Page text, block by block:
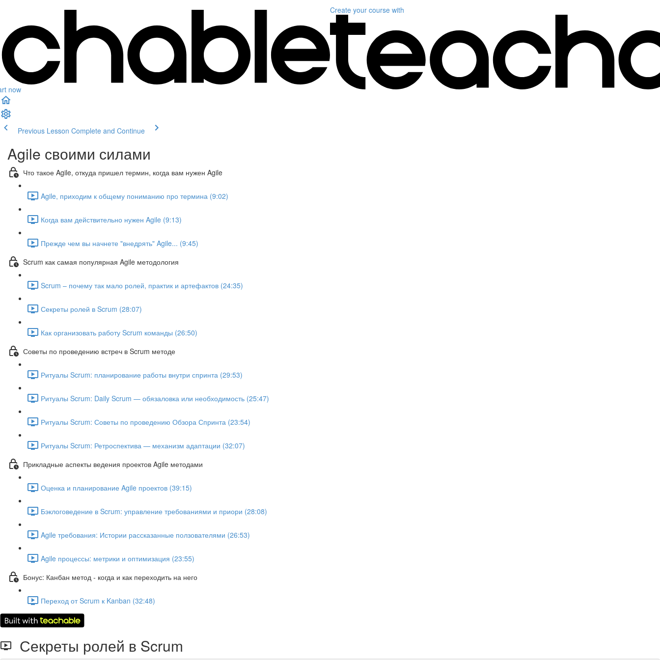
now
Create your course with
Previous Lesson Complete and Continue
Agile своими силами
Что такое Agile, откуда пришел термин, когда вам нужен Agile
Agile, приходим к общему пониманию про термина (9:02)
Когда вам действительно нужен Agile (9:13)
Прежде чем вы начнете "внедрять" Agile... (9:45)
Scrum как самая популярная Agile методология
Scrum – почему так мало ролей, практик и артефактов (24:35)
Секреты ролей в Scrum (28:07)
Как организовать работу Scrum команды (26:50)
Советы по проведению встреч в Scrum методе
Ритуалы Scrum: планирование работы внутри спринта (29:53)
Ритуалы Scrum: Daily Scrum — обязаловка или необходимость (25:47)
Ритуалы Scrum: Советы по проведению Обзора Спринта (23:54)
Ритуалы Scrum: Ретроспектива — механизм адаптации (32:07)
Прикладные аспекты ведения проектов Agile методами
Оценка и планирование Agile проектов (39:15)
Бэклоговедение в Scrum: управление требованиями и приори (28:08)
Agile требования: Истории рассказанные ползователями (26:53)
Agile процессы: метрики и оптимизация (23:55)
Бонус: Канбан метод - когда и как переходить на него
Переход от Scrum к Kanban (32:48)
Секреты ролей в Scrum